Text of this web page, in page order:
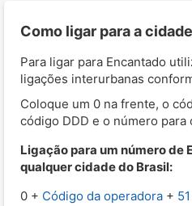
Como ligar para a
Para ligar para Encantado
ligações interurbanas
Coloque um 0 na frente, o
código DDD e o número para
Ligação para um número de
qualquer cidade do Brasil:
0 + Código da operadora + 51